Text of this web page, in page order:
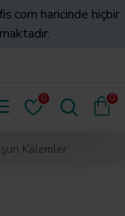
haricinde hiçbir
0 0
Kalemler